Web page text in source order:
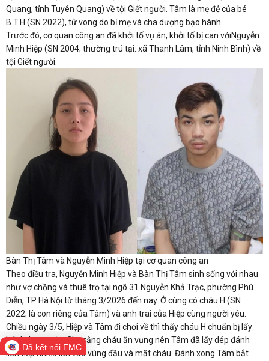
Quang, tỉnh Tuyên Quang) về tội Giết người. Tâm là mẹ đẻ của bé
B.T.H (SN 2022), tử vong do bị mẹ và cha dượng bạo hành.
Trước đó, cơ quan công an đã khởi tố vụ án, khởi tố bị can vớiNguyễn
Minh Hiệp (SN 2004; thường trú tại: xã Thanh Lâm, tỉnh Ninh Bình) về
tội Giết người.
Bàn Thị Tâm và Nguyễn Minh Hiệp tại cơ quan công an
Theo điều tra, Nguyễn Minh Hiệp và Bàn Thị Tâm sinh sống với nhau
như vợ chồng và thuê trọ tại ngõ 31 Nguyễn Khả Trạc, phường Phú
Diễn, TP Hà Nội từ tháng 3/2026 đến nay. Ở cùng có cháu H (SN
2022; là con riêng của Tâm) và anh trai của Hiệp cùng người yêu.
​Chiều ngày 3/5, Hiệp và Tâm đi chơi về thì thấy cháu H chuẩn bị lấy
bánh, kẹo ra ăn. Cho rằng cháu ăn vụng nên Tâm đã lấy dép đánh
liên tiếp nhiều lần vào vùng đầu và mặt cháu. Đánh xong Tâm bắt
Đã kết nối EMC